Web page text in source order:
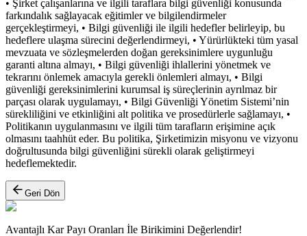
• Şirket çalışanlarına ve ilgili taraflara bilgi güvenliği konusunda
farkındalık sağlayacak eğitimler ve bilgilendirmeler
gerçekleştirmeyi, • Bilgi güvenliği ile ilgili hedefler belirleyip, bu
hedeflere ulaşma sürecini değerlendirmeyi, • Yürürlükteki tüm yasal
mevzuata ve sözleşmelerden doğan gereksinimlere uygunluğu
garanti altına almayı, • Bilgi güvenliği ihlallerini yönetmek ve
tekrarını önlemek amacıyla gerekli önlemleri almayı, • Bilgi
güvenliği gereksinimlerini kurumsal iş süreçlerinin ayrılmaz bir
parçası olarak uygulamayı, • Bilgi Güvenliği Yönetim Sistemi’nin
sürekliliğini ve etkinliğini alt politika ve prosedürlerle sağlamayı, •
Politikanın uygulanmasını ve ilgili tüm tarafların erişimine açık
olmasını taahhüt eder. Bu politika, Şirketimizin misyonu ve vizyonu
doğrultusunda bilgi güvenliğini sürekli olarak geliştirmeyi
hedeflemektedir.
Geri Dön
Avantajlı Kar Payı Oranları İle Birikimini Değerlendir!